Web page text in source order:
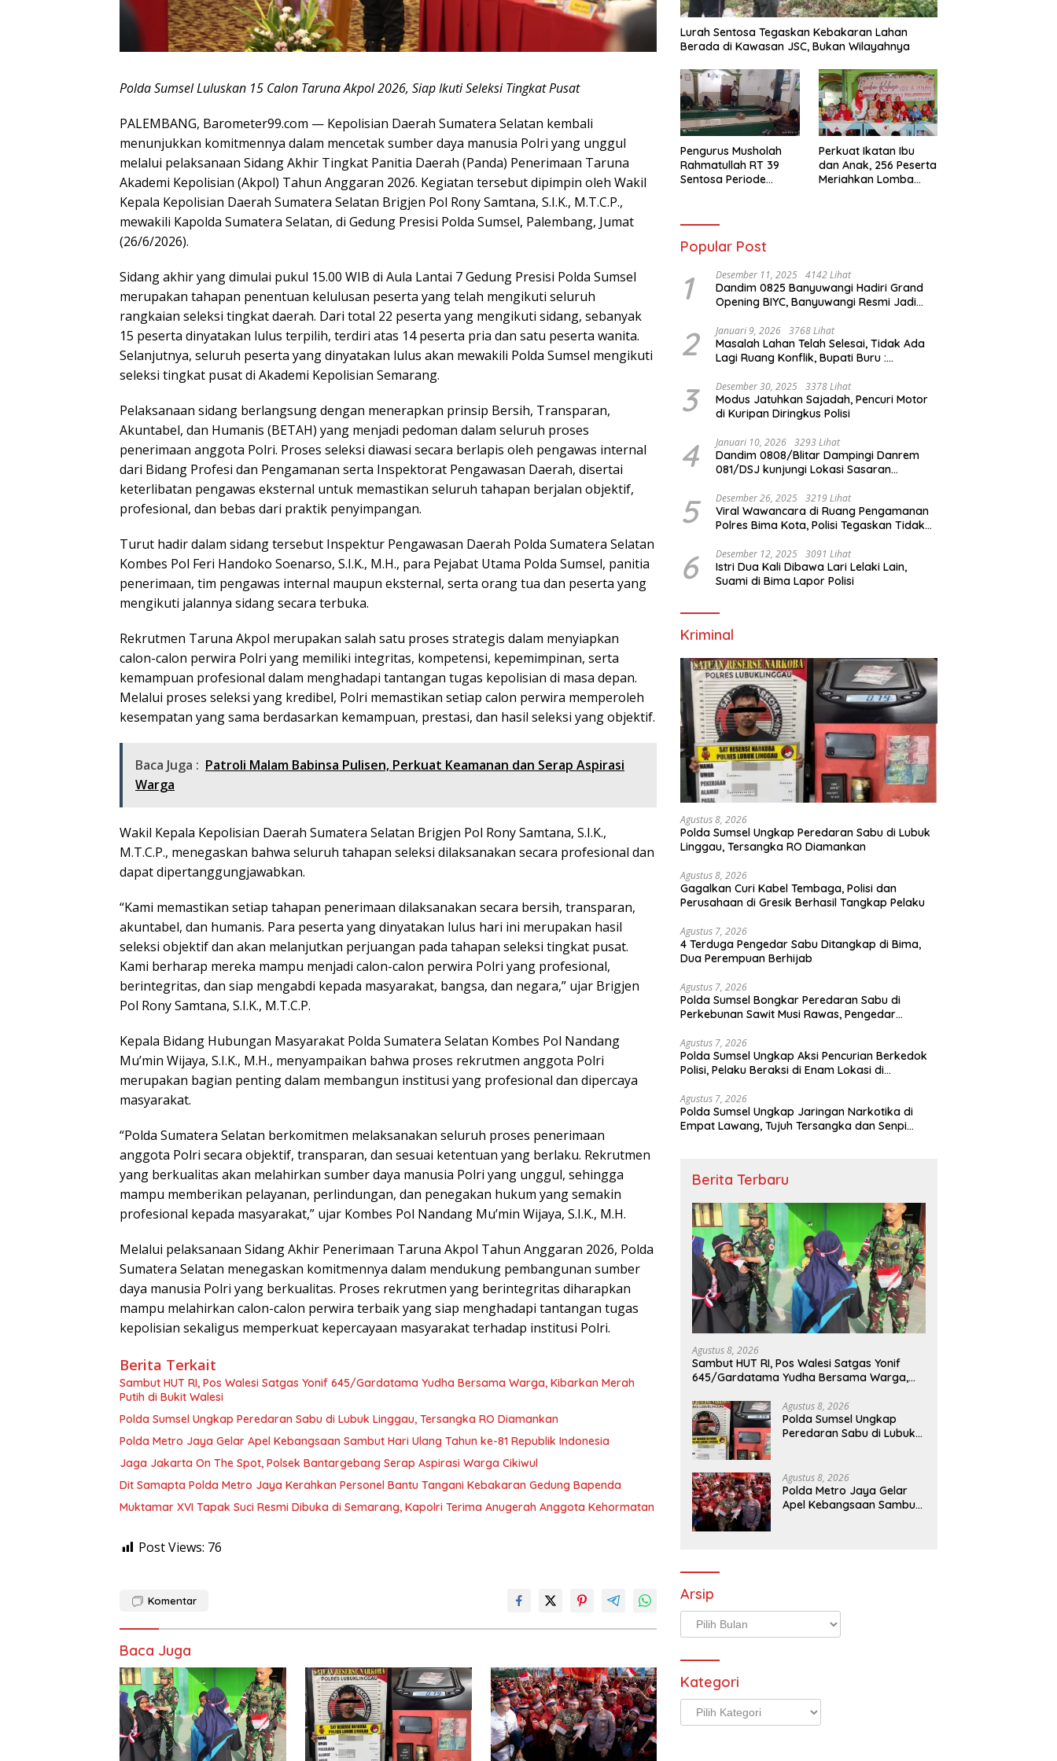
Polda Sumsel Luluskan 15 Calon Taruna Akpol 2026, Siap Ikuti Seleksi Tingkat Pusat
PALEMBANG, Barometer99.com — Kepolisian Daerah Sumatera Selatan kembali
menunjukkan komitmennya dalam mencetak sumber daya manusia Polri yang unggul
melalui pelaksanaan Sidang Akhir Tingkat Panitia Daerah (Panda) Penerimaan Taruna
Akademi Kepolisian (Akpol) Tahun Anggaran 2026. Kegiatan tersebut dipimpin oleh Wakil
Kepala Kepolisian Daerah Sumatera Selatan Brigjen Pol Rony Samtana, S.I.K., M.T.C.P.,
mewakili Kapolda Sumatera Selatan, di Gedung Presisi Polda Sumsel, Palembang, Jumat
(26/6/2026).
Sidang akhir yang dimulai pukul 15.00 WIB di Aula Lantai 7 Gedung Presisi Polda Sumsel
merupakan tahapan penentuan kelulusan peserta yang telah mengikuti seluruh
rangkaian seleksi tingkat daerah. Dari total 22 peserta yang mengikuti sidang, sebanyak
15 peserta dinyatakan lulus terpilih, terdiri atas 14 peserta pria dan satu peserta wanita.
Selanjutnya, seluruh peserta yang dinyatakan lulus akan mewakili Polda Sumsel mengikuti
seleksi tingkat pusat di Akademi Kepolisian Semarang.
Pelaksanaan sidang berlangsung dengan menerapkan prinsip Bersih, Transparan,
Akuntabel, dan Humanis (BETAH) yang menjadi pedoman dalam seluruh proses
penerimaan anggota Polri. Proses seleksi diawasi secara berlapis oleh pengawas internal
dari Bidang Profesi dan Pengamanan serta Inspektorat Pengawasan Daerah, disertai
keterlibatan pengawas eksternal untuk memastikan seluruh tahapan berjalan objektif,
profesional, dan bebas dari praktik penyimpangan.
Turut hadir dalam sidang tersebut Inspektur Pengawasan Daerah Polda Sumatera Selatan
Kombes Pol Feri Handoko Soenarso, S.I.K., M.H., para Pejabat Utama Polda Sumsel, panitia
penerimaan, tim pengawas internal maupun eksternal, serta orang tua dan peserta yang
mengikuti jalannya sidang secara terbuka.
Rekrutmen Taruna Akpol merupakan salah satu proses strategis dalam menyiapkan
calon-calon perwira Polri yang memiliki integritas, kompetensi, kepemimpinan, serta
kemampuan profesional dalam menghadapi tantangan tugas kepolisian di masa depan.
Melalui proses seleksi yang kredibel, Polri memastikan setiap calon perwira memperoleh
kesempatan yang sama berdasarkan kemampuan, prestasi, dan hasil seleksi yang objektif.
Baca Juga : Patroli Malam Babinsa Pulisen, Perkuat Keamanan dan Serap Aspirasi
Warga
Wakil Kepala Kepolisian Daerah Sumatera Selatan Brigjen Pol Rony Samtana, S.I.K.,
M.T.C.P., menegaskan bahwa seluruh tahapan seleksi dilaksanakan secara profesional dan
dapat dipertanggungjawabkan.
“Kami memastikan setiap tahapan penerimaan dilaksanakan secara bersih, transparan,
akuntabel, dan humanis. Para peserta yang dinyatakan lulus hari ini merupakan hasil
seleksi objektif dan akan melanjutkan perjuangan pada tahapan seleksi tingkat pusat.
Kami berharap mereka mampu menjadi calon-calon perwira Polri yang profesional,
berintegritas, dan siap mengabdi kepada masyarakat, bangsa, dan negara,” ujar Brigjen
Pol Rony Samtana, S.I.K., M.T.C.P.
Kepala Bidang Hubungan Masyarakat Polda Sumatera Selatan Kombes Pol Nandang
Mu’min Wijaya, S.I.K., M.H., menyampaikan bahwa proses rekrutmen anggota Polri
merupakan bagian penting dalam membangun institusi yang profesional dan dipercaya
masyarakat.
“Polda Sumatera Selatan berkomitmen melaksanakan seluruh proses penerimaan
anggota Polri secara objektif, transparan, dan sesuai ketentuan yang berlaku. Rekrutmen
yang berkualitas akan melahirkan sumber daya manusia Polri yang unggul, sehingga
mampu memberikan pelayanan, perlindungan, dan penegakan hukum yang semakin
profesional kepada masyarakat,” ujar Kombes Pol Nandang Mu’min Wijaya, S.I.K., M.H.
Melalui pelaksanaan Sidang Akhir Penerimaan Taruna Akpol Tahun Anggaran 2026, Polda
Sumatera Selatan menegaskan komitmennya dalam mendukung pembangunan sumber
daya manusia Polri yang berkualitas. Proses rekrutmen yang berintegritas diharapkan
mampu melahirkan calon-calon perwira terbaik yang siap menghadapi tantangan tugas
kepolisian sekaligus memperkuat kepercayaan masyarakat terhadap institusi Polri.
Berita Terkait
Sambut HUT RI, Pos Walesi Satgas Yonif 645/Gardatama Yudha Bersama Warga, Kibarkan Merah
Putih di Bukit Walesi
Polda Sumsel Ungkap Peredaran Sabu di Lubuk Linggau, Tersangka RO Diamankan
Polda Metro Jaya Gelar Apel Kebangsaan Sambut Hari Ulang Tahun ke-81 Republik Indonesia
Jaga Jakarta On The Spot, Polsek Bantargebang Serap Aspirasi Warga Cikiwul
Dit Samapta Polda Metro Jaya Kerahkan Personel Bantu Tangani Kebakaran Gedung Bapenda
Muktamar XVI Tapak Suci Resmi Dibuka di Semarang, Kapolri Terima Anugerah Anggota Kehormatan
Post Views: 76
Komentar
Baca Juga
Lurah Sentosa Tegaskan Kebakaran Lahan
Berada di Kawasan JSC, Bukan Wilayahnya
Pengurus Musholah
Rahmatullah RT 39
Sentosa Periode
Perkuat Ikatan Ibu
dan Anak, 256 Peserta
Meriahkan Lomba
Popular Post
1 Desember 11, 2025 4142 Lihat
Dandim 0825 Banyuwangi Hadiri Grand
Opening BIYC, Banyuwangi Resmi Jadi
2 Januari 9, 2026 3768 Lihat
Masalah Lahan Telah Selesai, Tidak Ada
Lagi Ruang Konflik, Bupati Buru :
Januari 2026
3 Desember 30, 2025 3378 Lihat
Modus Jatuhkan Sajadah, Pencuri Motor
di Kuripan Diringkus Polisi
4 Januari 10, 2026 3293 Lihat
Dandim 0808/Blitar Dampingi Danrem
081/DSJ kunjungi Lokasi Sasaran
Blitar
5 Desember 26, 2025 3219 Lihat
Viral Wawancara di Ruang Pengamanan
Polres Bima Kota, Polisi Tegaskan Tidak
6 Desember 12, 2025 3091 Lihat
Istri Dua Kali Dibawa Lari Lelaki Lain,
Suami di Bima Lapor Polisi
Kriminal
Agustus 8, 2026
Polda Sumsel Ungkap Peredaran Sabu di Lubuk
Linggau, Tersangka RO Diamankan
Agustus 8, 2026
Gagalkan Curi Kabel Tembaga, Polisi dan
Perusahaan di Gresik Berhasil Tangkap Pelaku
Agustus 7, 2026
4 Terduga Pengedar Sabu Ditangkap di Bima,
Dua Perempuan Berhijab
Agustus 7, 2026
Polda Sumsel Bongkar Peredaran Sabu di
Perkebunan Sawit Musi Rawas, Pengedar
Timbangan Digital
Agustus 7, 2026
Polda Sumsel Ungkap Aksi Pencurian Berkedok
Polisi, Pelaku Beraksi di Enam Lokasi di
Agustus 7, 2026
Polda Sumsel Ungkap Jaringan Narkotika di
Empat Lawang, Tujuh Tersangka dan Senpi
Berita Terbaru
Agustus 8, 2026
Sambut HUT RI, Pos Walesi Satgas Yonif
645/Gardatama Yudha Bersama Warga,
Agustus 8, 2026
Polda Sumsel Ungkap
Peredaran Sabu di Lubuk
Agustus 8, 2026
Polda Metro Jaya Gelar
Apel Kebangsaan Sambut
Arsip
Arsip
Kategori
Kategori